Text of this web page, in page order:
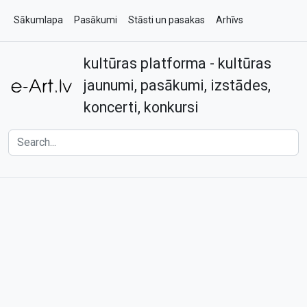
Sākumlapa Pasākumi Stāsti un pasakas Arhīvs
Kontakti
kultūras platforma - kultūras
jaunumi, pasākumi, izstādes,
koncerti, konkursi